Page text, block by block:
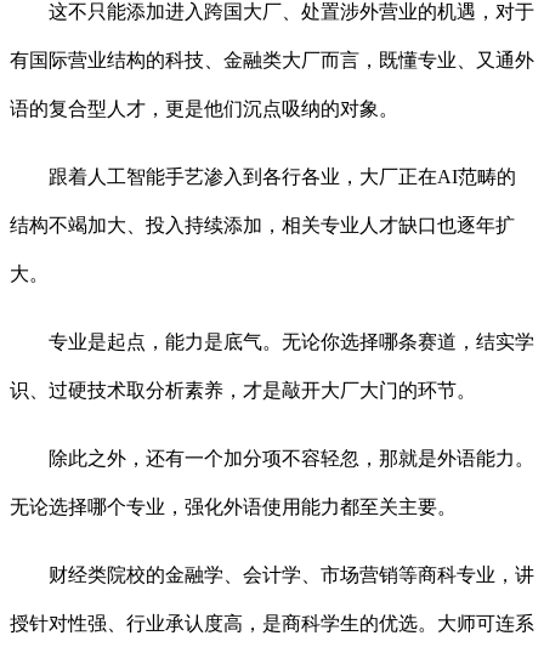
这不只能添加进入跨国大厂、处置涉外营业的机遇，对于
有国际营业结构的科技、金融类大厂而言，既懂专业、又通外
语的复合型人才，更是他们沉点吸纳的对象。
跟着人工智能手艺渗入到各行各业，大厂正在AI范畴的
结构不竭加大、投入持续添加，相关专业人才缺口也逐年扩
大。
专业是起点，能力是底气。无论你选择哪条赛道，结实学
识、过硬技术取分析素养，才是敲开大厂大门的环节。
除此之外，还有一个加分项不容轻忽，那就是外语能力。
无论选择哪个专业，强化外语使用能力都至关主要。
财经类院校的金融学、会计学、市场营销等商科专业，讲
授针对性强、行业承认度高，是商科学生的优选。大师可连系